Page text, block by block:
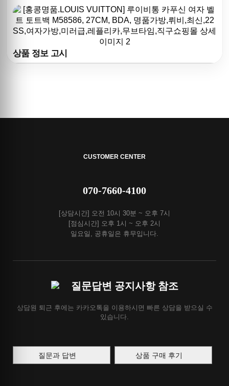
상품 정보 고시
CUSTOMER CENTER
070-7660-4100
[상담시간] 오전 10시 30분 ~ 오후 7시
[점심시간] 오후 1시 ~ 오후 2시
일요일, 공휴일은 휴무입니다.
질문답변 공지사항 참조
상담원 퇴근 후에는 카카오톡을 이용하시면 빠른 상담을 받으실 수
있습니다.
질문과 답변 상품 구매 후기